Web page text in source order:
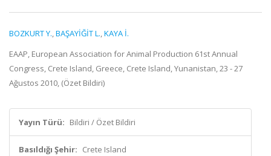
BOZKURT Y.,BAŞAYİĞİT L.,KAYA İ.
EAAP, European Association for Animal Production 61st Annual
Congress, Crete Island, Greece, Crete Island, Yunanistan, 23 - 27
Ağustos 2010, (Özet Bildiri)
Yayın Türü: Bildiri / Özet Bildiri
Basıldığı Şehir: Crete Island